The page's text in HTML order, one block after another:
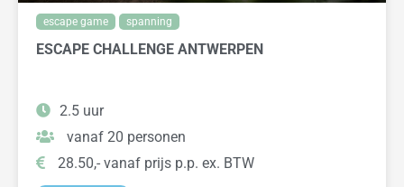
escape game spanning
ESCAPE CHALLENGE ANTWERPEN
2.5 uur
vanaf 20 personen
28.50,- vanaf prijs p.p. ex. BTW